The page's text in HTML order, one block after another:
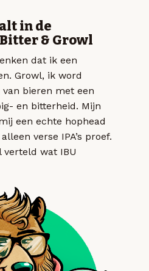
in de
& Growl
dat ik een
Growl, ik word
bieren met een
en bitterheid. Mijn
een echte hophead
verse IPA’s proef.
verteld wat IBU